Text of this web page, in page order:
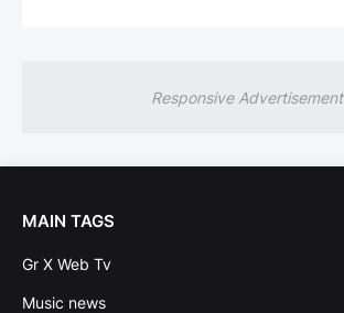
Responsive Advertisement
MAIN TAGS
Gr X Web Tv
Music news